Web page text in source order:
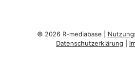
© 2026 R-mediabase |
Datenschutzerklärung